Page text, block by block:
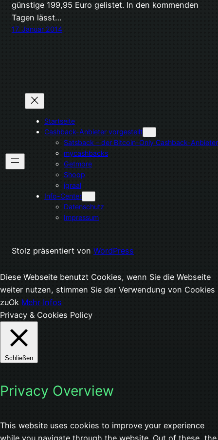
günstige 199,95 Euro gelistet. In den kommenden
Tagen lässt…
17. Januar 2014
Startseite
Cashback-Anbieter vorgestellt
Satsback – der Bitcoin-Only Cashback-Anbieter
mycashbacks
Getmore
Shoop
igraal
Info-Center
Datenschutz
Impressum
Stolz präsentiert von WordPress
Diese Webseite benutzt Cookies, wenn Sie die Webseite
weiter nutzen, stimmen Sie der Verwendung von Cookies
zuOk Mehr Infos
Privacy & Cookies Policy
Schließen
Privacy Overview
This website uses cookies to improve your experience
while you navigate through the website. Out of these, the